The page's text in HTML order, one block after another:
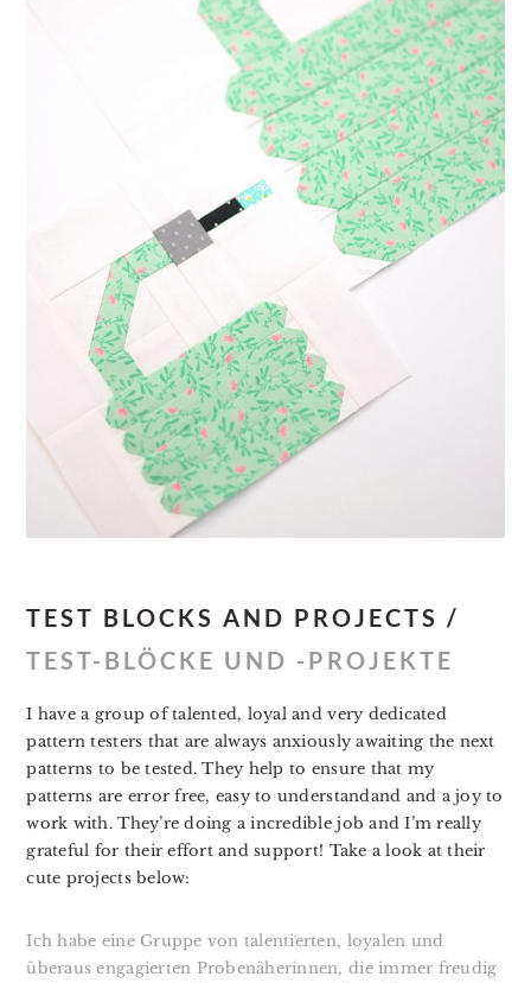
TEST BLOCKS AND PROJECTS /
TEST-BLÖCKE UND -PROJEKTE
I have a group of talented, loyal and very dedicated
pattern testers that are always anxiously awaiting the next
patterns to be tested. They help to ensure that my
patterns are error free, easy to understandand and a joy to
work with. They’re doing a incredible job and I’m really
grateful for their effort and support! Take a look at their
cute projects below:
Ich habe eine Gruppe von talentierten, loyalen und
überaus engagierten Probenäherinnen, die immer freudig